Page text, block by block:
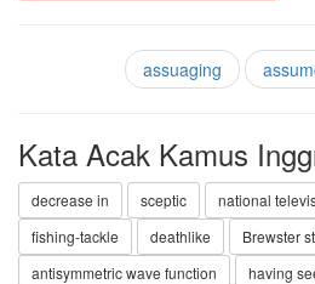
assuaging
Kata Acak Kamus
decrease in sceptic
national
fishing-tackle
deathlike
Brewster
antisymmetric wave function
having